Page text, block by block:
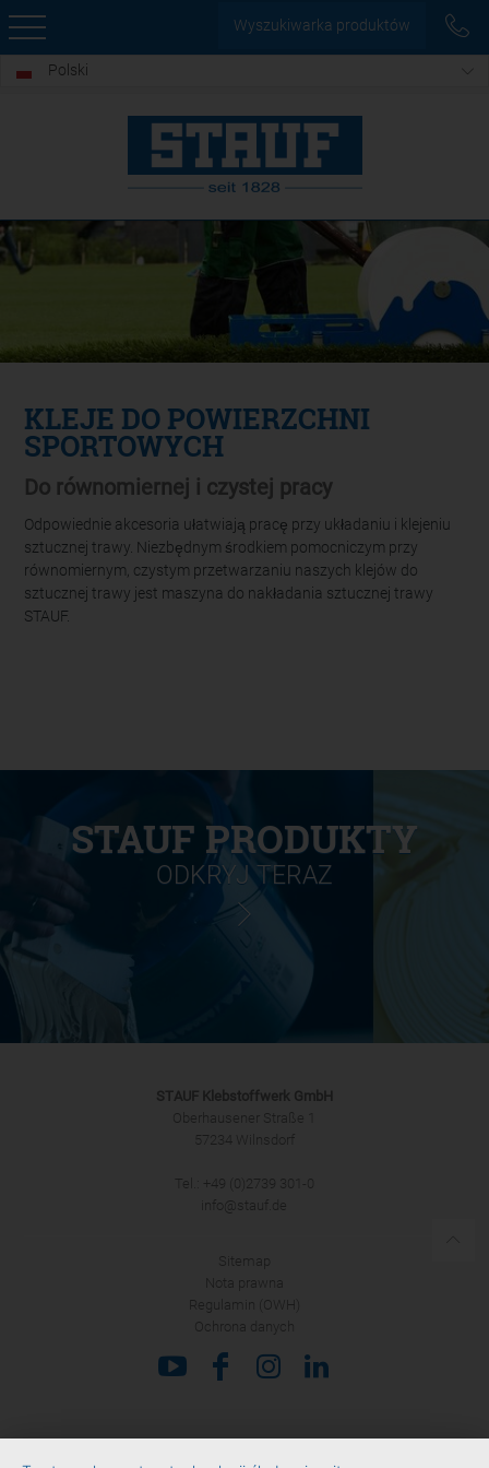
Wyszukiwarka produktów
Polski
KLEJE DO POWIERZCHNI
SPORTOWYCH
Do równomiernej i czystej pracy
Odpowiednie akcesoria ułatwiają pracę przy układaniu i klejeniu
sztucznej trawy. Niezbędnym środkiem pomocniczym przy
równomiernym, czystym przetwarzaniu naszych klejów do
sztucznej trawy jest maszyna do nakładania sztucznej trawy
STAUF.
STAUF PRODUKTY
ODKRYJ TERAZ
STAUF Klebstoffwerk GmbH
Oberhausener Straße 1
57234 Wilnsdorf
Tel.: +49 (0)2739 301-0
info@stauf.de
Sitemap
Nota prawna
Regulamin (OWH)
Ochrona danych